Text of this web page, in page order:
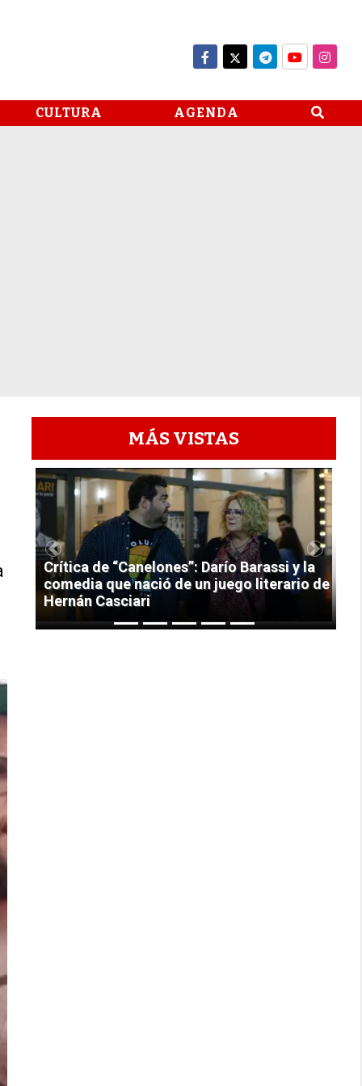
CULTURA AGENDA
MÁS VISTAS
1
Crítica de “Canelones”: Darío Barassi y la
comedia que nació de un juego literario de
Hernán Casciari
Previous Next